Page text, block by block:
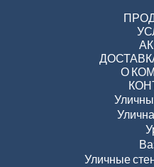
О
Уличные